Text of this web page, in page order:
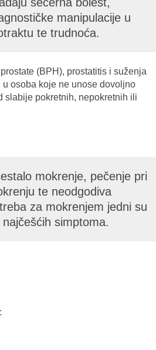
manipulacije u
te trudnoća.
(BPH), prostatitis i suženja
osoba koje ne unose dovoljno
slabije pokretnih, nepokretnih ili
mokrenje, pečenje pri
te neodgodiva
za mokrenjem jedni su
najčešćih simptoma.